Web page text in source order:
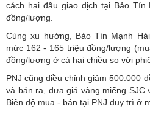
cách hai đầu giao dịch tại Bảo
đồng/lượng.
Cùng xu hướng, Bảo Tín Mạnh
mức 162 - 165 triệu đồng/lượng
đồng/lượng ở cả hai chiều so với
PNJ cũng điều chỉnh giảm 500.000
và bán ra, đưa giá vàng miếng SJC
Biên độ mua - bán tại PNJ duy trì ở